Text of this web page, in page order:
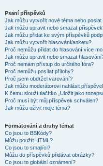
Psaní příspěvků
Jak můžu vytvořit nové téma nebo
Jak můžu upravit nebo smazat
Jak můžu přidat ke svým příspěvků
Jak můžu vytvořit hlasování/anketu?
Proč nemůžu přidat do hlasování více
Jak můžu upravit nebo smazat
Proč nemám přístup do určitého fóra?
Proč nemůžu posílat přílohy?
Proč jsem obdržel varování?
Jak můžu moderátorovi nahlásit
K čemu slouží tlačítko „Uložit jako
Proč musí být můj příspěvek schválen?
Jak můžu oživit moje téma?
Formátování a druhy témat
Co jsou to BBKódy?
Můžu použít HTML?
Co jsou to smajlíci?
Můžu do příspěvků přidávat obrázky?
Co jsou to globální oznámení?